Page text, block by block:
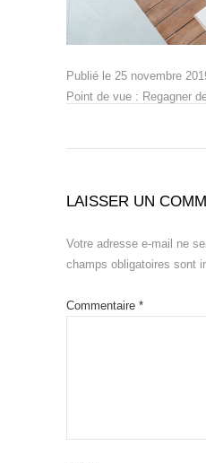
Publié le 25 novembre
Point de vue : Regagner
LAISSER UN
Votre adresse e-mail ne
champs obligatoires sont
Commentaire *